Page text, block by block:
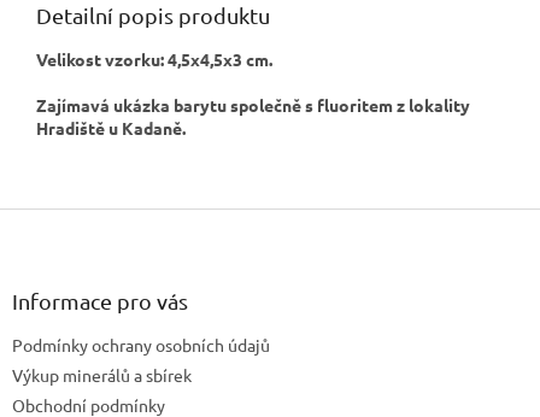
Detailní popis produktu
Velikost vzorku: 4,5x4,5x3 cm.
Zajímavá ukázka barytu společně s fluoritem z lokality
Hradiště u Kadaně.
Z
Informace pro vás
Podmínky ochrany osobních údajů
Výkup minerálů a sbírek
Obchodní podmínky